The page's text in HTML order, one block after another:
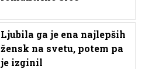
Ljubila ga je ena najlepših
žensk na svetu, potem pa
je izginil